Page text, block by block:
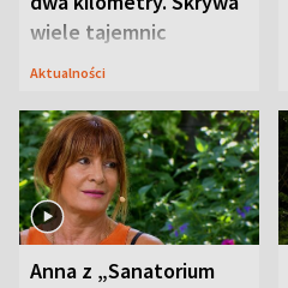
wiele tajemnic
Aktualności
Anna z „Sanatorium